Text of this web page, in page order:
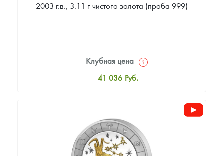
2003 г.в., 3.11 г чистого золота (проба 999)
Клубная цена
41 036 Руб.
Цена выкупа
35 540 Руб.